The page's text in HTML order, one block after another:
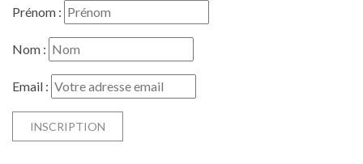
Prénom :
Nom :
Email :